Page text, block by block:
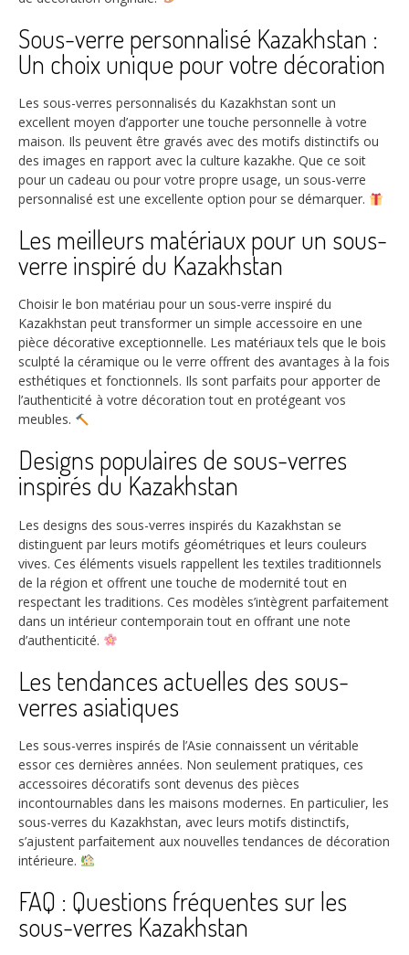
Sous-verre personnalisé Kazakhstan :
Un choix unique pour votre décoration
Les sous-verres personnalisés du Kazakhstan sont un
excellent moyen d’apporter une touche personnelle à votre
maison. Ils peuvent être gravés avec des motifs distinctifs ou
des images en rapport avec la culture kazakhe. Que ce soit
pour un cadeau ou pour votre propre usage, un sous-verre
personnalisé est une excellente option pour se démarquer.
Les meilleurs matériaux pour un sous-
verre inspiré du Kazakhstan
Choisir le bon matériau pour un sous-verre inspiré du
Kazakhstan peut transformer un simple accessoire en une
pièce décorative exceptionnelle. Les matériaux tels que le bois
sculpté la céramique ou le verre offrent des avantages à la fois
esthétiques et fonctionnels. Ils sont parfaits pour apporter de
l’authenticité à votre décoration tout en protégeant vos
meubles.
Designs populaires de sous-verres
inspirés du Kazakhstan
Les designs des sous-verres inspirés du Kazakhstan se
distinguent par leurs motifs géométriques et leurs couleurs
vives. Ces éléments visuels rappellent les textiles traditionnels
de la région et offrent une touche de modernité tout en
respectant les traditions. Ces modèles s’intègrent parfaitement
dans un intérieur contemporain tout en offrant une note
d’authenticité.
Les tendances actuelles des sous-
verres asiatiques
Les sous-verres inspirés de l’Asie connaissent un véritable
essor ces dernières années. Non seulement pratiques, ces
accessoires décoratifs sont devenus des pièces
incontournables dans les maisons modernes. En particulier, les
sous-verres du Kazakhstan, avec leurs motifs distinctifs,
s’ajustent parfaitement aux nouvelles tendances de décoration
intérieure.
FAQ : Questions fréquentes sur les
sous-verres Kazakhstan